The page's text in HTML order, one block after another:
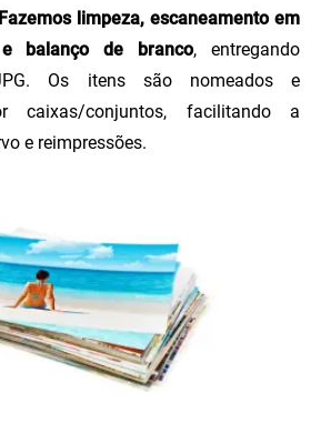
Fazemos limpeza, escaneamento em
balanço de branco, entregando
Os itens são nomeados e
caixas/conjuntos, facilitando a
e reimpressões.